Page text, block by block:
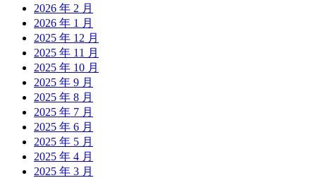
2026 年 2 月
2026 年 1 月
2025 年 12 月
2025 年 11 月
2025 年 10 月
2025 年 9 月
2025 年 8 月
2025 年 7 月
2025 年 6 月
2025 年 5 月
2025 年 4 月
2025 年 3 月